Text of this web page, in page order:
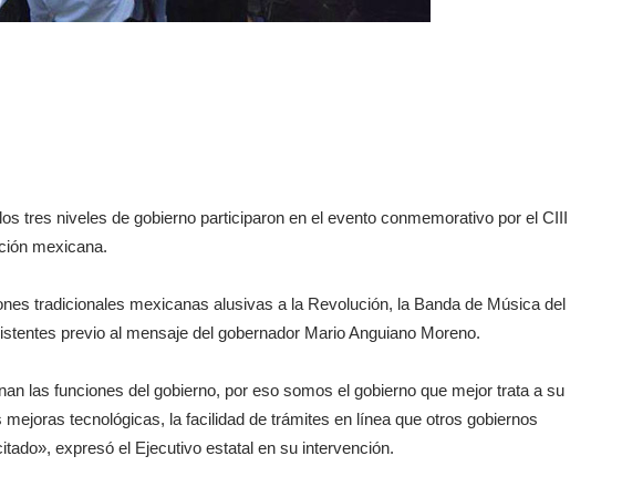
tres niveles de gobierno participaron en el evento conmemorativo por el CIII
mexicana.
tradicionales mexicanas alusivas a la Revolución, la Banda de Música del
previo al mensaje del gobernador Mario Anguiano Moreno.
las funciones del gobierno, por eso somos el gobierno que mejor trata a su
tecnológicas, la facilidad de trámites en línea que otros gobiernos
expresó el Ejecutivo estatal en su intervención.